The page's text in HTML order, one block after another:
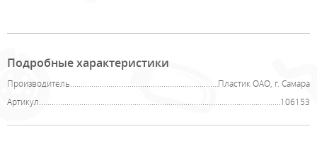
Подробные характеристики
Производитель
Пластик ОАО, г. Самара
Артикул
106153